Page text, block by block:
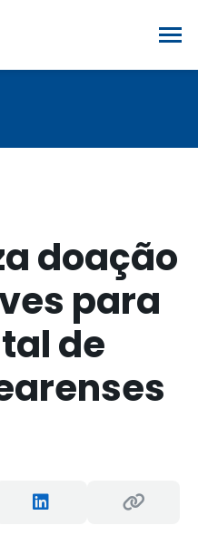
doação
para
de